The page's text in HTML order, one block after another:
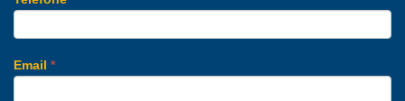
Email *